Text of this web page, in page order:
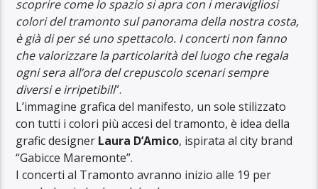
scoprire come lo spazio si apra con i meravigliosi
colori del tramonto sul panorama della nostra costa,
è già di per sé uno spettacolo. I concerti non fanno
che valorizzare la particolarità del luogo che regala
ogni sera all’ora del crepuscolo scenari sempre
diversi e irripetibili”.
L’immagine grafica del manifesto, un sole stilizzato
con tutti i colori più accesi del tramonto, è idea della
grafic designer Laura D’Amico, ispirata al city brand
“Gabicce Maremonte”.
I concerti al Tramonto avranno inizio alle 19 per